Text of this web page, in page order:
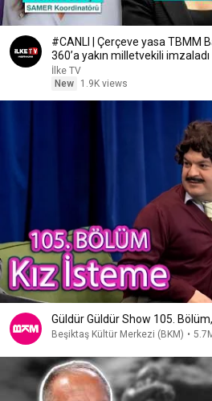
#CANLI | Çerçeve yasa TBMM
360’a yakın milletvekili
İlke TV
New
1.9K views
Güldür Güldür Show 105.
Beşiktaş Kültür Merkezi (BKM) •